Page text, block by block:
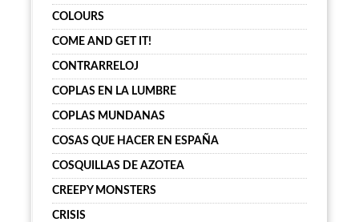
COLOURS
COME AND GET IT!
CONTRARRELOJ
COPLAS EN LA LUMBRE
COPLAS MUNDANAS
COSAS QUE HACER EN ESPAÑA
COSQUILLAS DE AZOTEA
CREEPY MONSTERS
CRISIS